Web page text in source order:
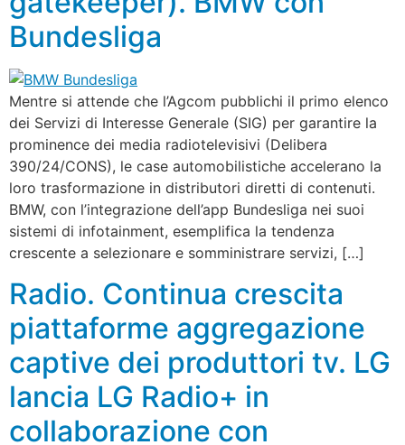
Bundesliga
Mentre si attende che l’Agcom pubblichi il primo elenco
dei Servizi di Interesse Generale (SIG) per garantire la
prominence dei media radiotelevisivi (Delibera
390/24/CONS), le case automobilistiche accelerano la
loro trasformazione in distributori diretti di contenuti.
BMW, con l’integrazione dell’app Bundesliga nei suoi
sistemi di infotainment, esemplifica la tendenza
crescente a selezionare e somministrare servizi, […]
Radio. Continua crescita
piattaforme aggregazione
captive dei produttori tv. LG
lancia LG Radio+ in
collaborazione con